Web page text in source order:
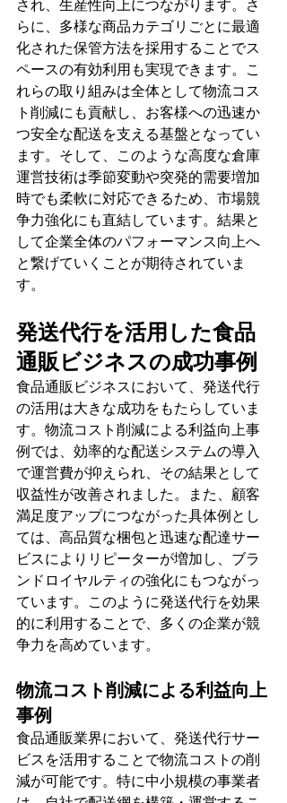
され、生産性向上につながります。さ
らに、多様な商品カテゴリごとに最適
化された保管方法を採用することでス
ペースの有効利用も実現できます。こ
れらの取り組みは全体として物流コス
ト削減にも貢献し、お客様への迅速か
つ安全な配送を支える基盤となってい
ます。そして、このような高度な倉庫
運営技術は季節変動や突発的需要増加
時でも柔軟に対応できるため、市場競
争力強化にも直結しています。結果と
して企業全体のパフォーマンス向上へ
と繋げていくことが期待されていま
す。
発送代行を活用した食品
通販ビジネスの成功事例
食品通販ビジネスにおいて、発送代行
の活用は大きな成功をもたらしていま
す。物流コスト削減による利益向上事
例では、効率的な配送システムの導入
で運営費が抑えられ、その結果として
収益性が改善されました。また、顧客
満足度アップにつながった具体例とし
ては、高品質な梱包と迅速な配達サー
ビスによりリピーターが増加し、ブラ
ンドロイヤルティの強化にもつながっ
ています。このように発送代行を効果
的に利用することで、多くの企業が競
争力を高めています。
物流コスト削減による利益向上
事例
食品通販業界において、発送代行サー
ビスを活用することで物流コストの削
減が可能です。特に中小規模の事業者